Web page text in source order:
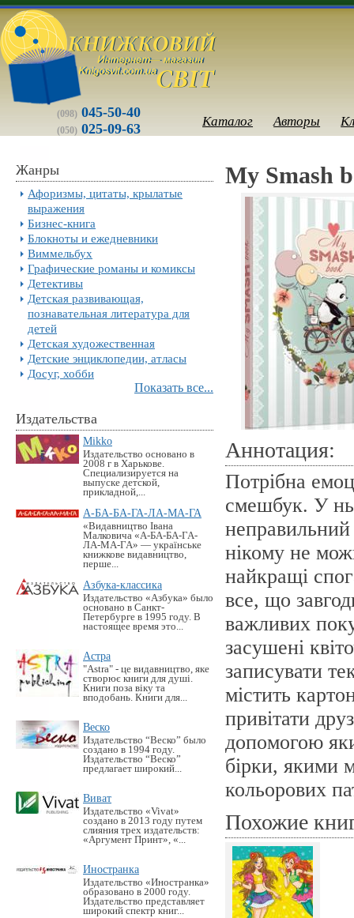
(098) 045-50-40
(050) 025-09-63 Каталог Авторы
Жанры
Афоризмы, цитаты, крылатые
выражения
Бизнес-книга
Блокноты и ежедневники
Виммельбух
Графические романы и комиксы
Детективы
Детская развивающая,
познавательная литература для
детей
Детская художественная
Детские энциклопедии, атласы
Досуг, хобби
Показать все...
Издательства
Mikko
Издательство основано в
2008 г в Харькове.
Специализируется на
выпуске детской,
прикладной,...
А-БА-БА-ГА-ЛА-МА-ГА
«Видавництво Івана
Малковича «А-БА-БА-ГА-
ЛА-МА-ГА» — українське
книжкове видавництво,
перше...
Азбука-классика
Издательство «Азбука» было
основано в Санкт-
Петербурге в 1995 году. В
настоящее время это...
Астра
"Astra" - це видавництво, яке
створює книги для душі.
Книги поза віку та
вподобань. Книги для...
Веско
Издательство “Веско” было
создано в 1994 году.
Издательство “Веско”
предлагает широкий...
Виват
Издательство «Vivat»
создано в 2013 году путем
слияния трех издательств:
«Аргумент Принт», «...
Иностранка
Издательство «Иностранка»
образовано в 2000 году.
Издательство представляет
широкий спектр книг...
My Smash
Аннотация:
Потрібна
смешбук. У
нікому не
найкращі
все, що
важливих
засушені
записувати
містить
привітати
допомогою
бірки, якими
кольорових
Похожие